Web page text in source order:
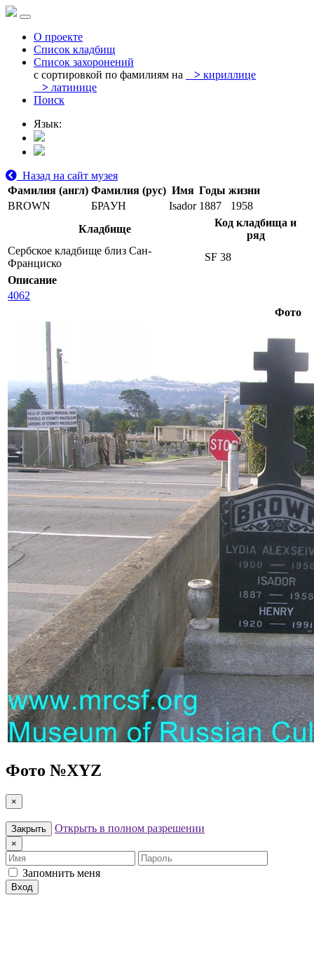
О проекте
Список кладбищ
Список захоронений
с сортировкой по фамилиям на
> кириллице
> латинице
Поиск
Язык:
Назад на сайт музея
Фамилия (англ) Фамилия (рус) Имя Годы жизни
BROWN
БРАУН Isador 1887
1958
Кладбище
Код кладбища и
ряд
Сербское кладбище близ Сан-
Франциско
SF 38
Описание
4062
Фото
Фото №XYZ
×
Закрыть Открыть в полном разрешении
×
Имя
Пароль
Запомнить меня
Вход